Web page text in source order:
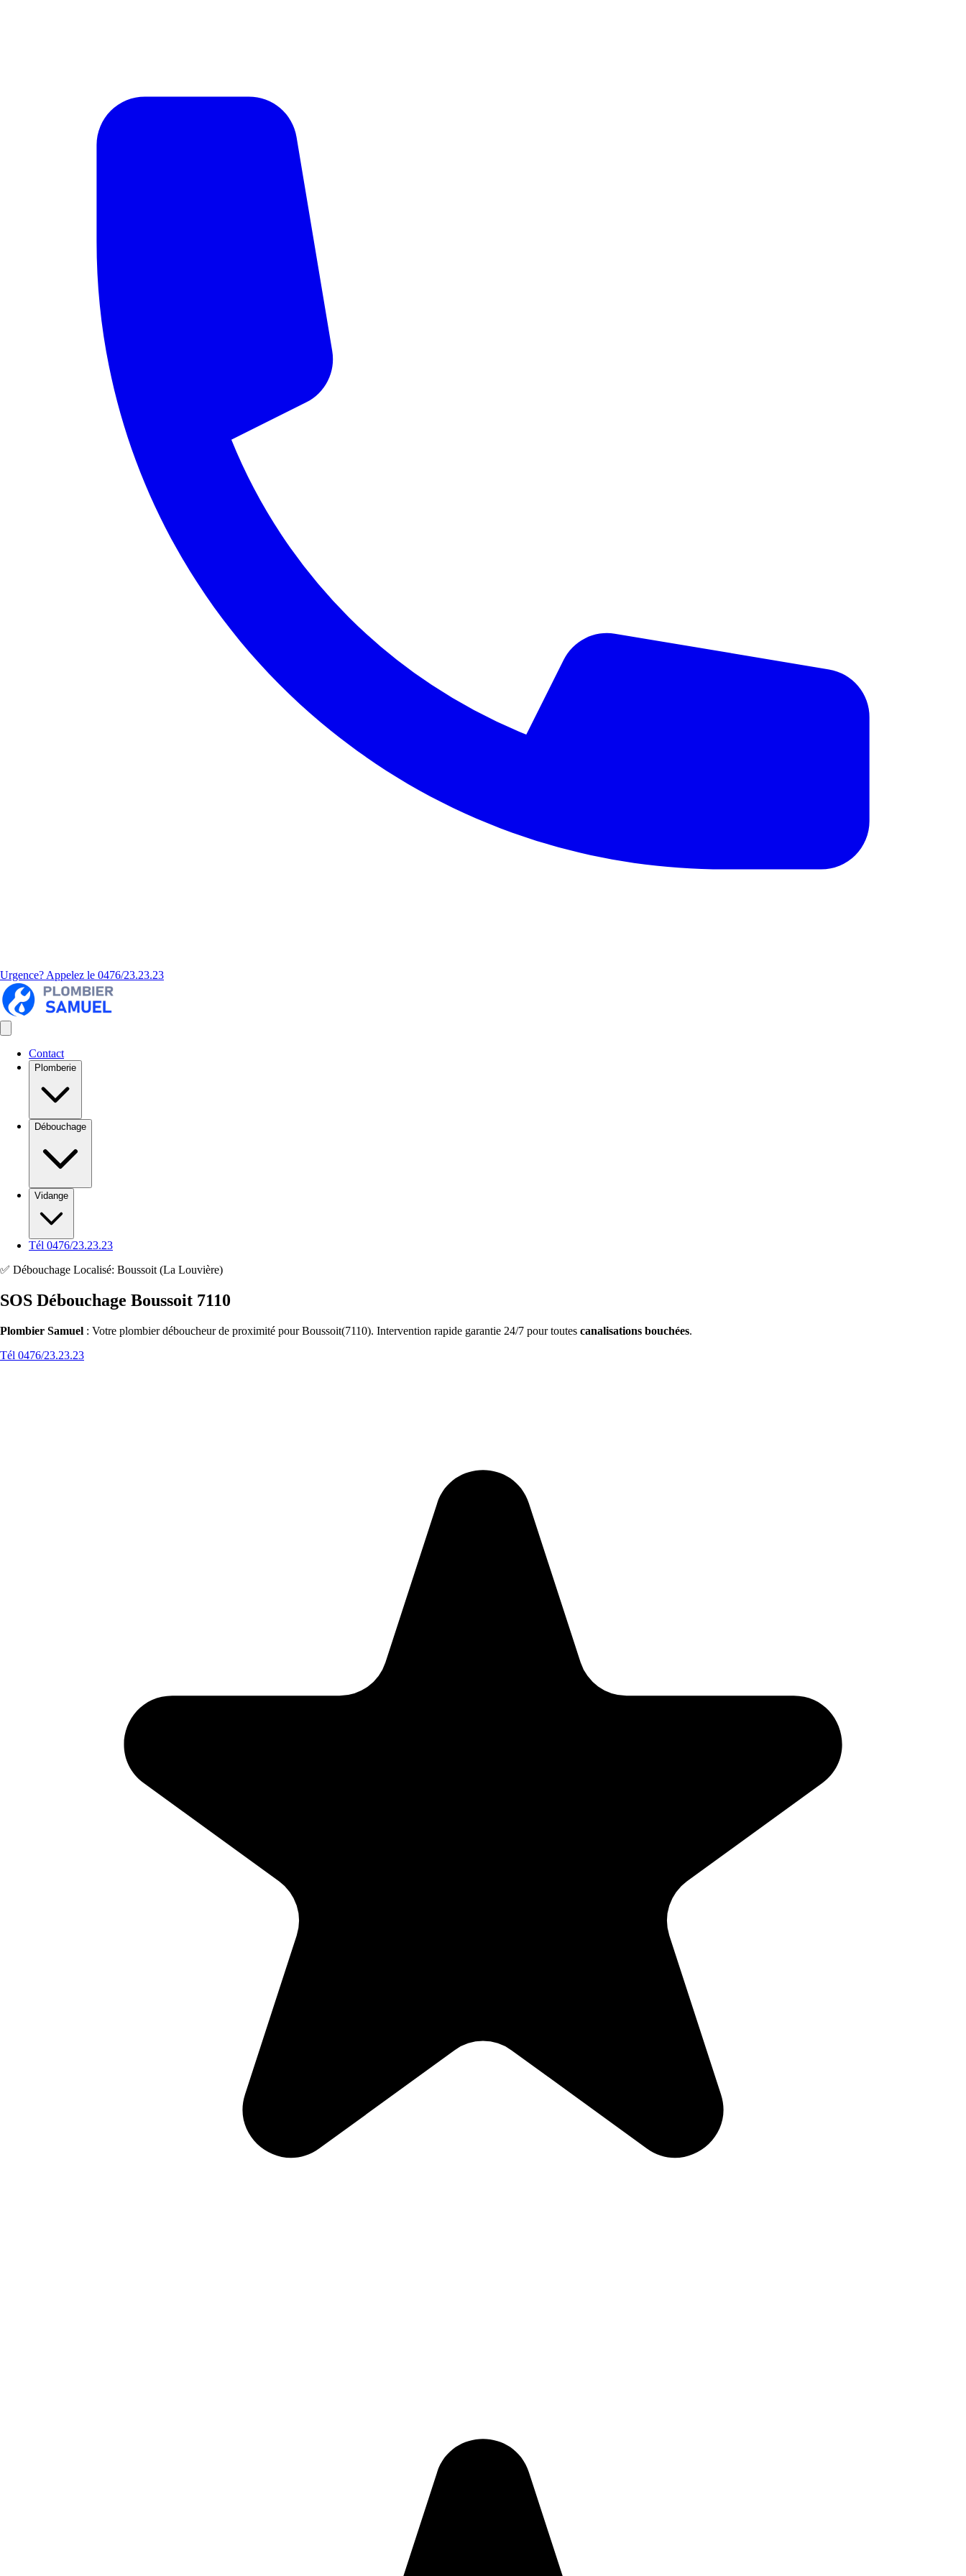
Urgence? Appelez le 0476/23.23.23
Contact
Plomberie
Débouchage
Vidange
Tél 0476/23.23.23
✅ Débouchage Localisé: Boussoit (La Louvière)
SOS Débouchage Boussoit 7110
Plombier Samuel : Votre plombier déboucheur de proximité pour Boussoit(7110). Intervention rapide garantie 24/7 pour toutes canalisations bouchées.
Tél 0476/23.23.23